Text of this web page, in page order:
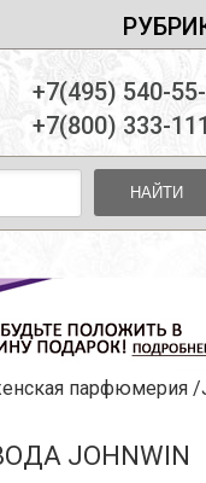
+7(495) 540-
+7(800) 333-
НАЙТИ
парфюмерия /
JOHNWIN